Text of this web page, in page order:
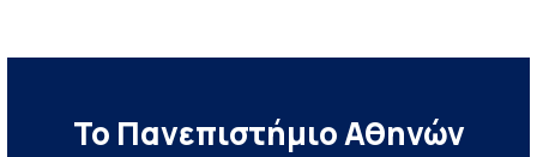
Το Πανεπιστήμιο Αθηνών